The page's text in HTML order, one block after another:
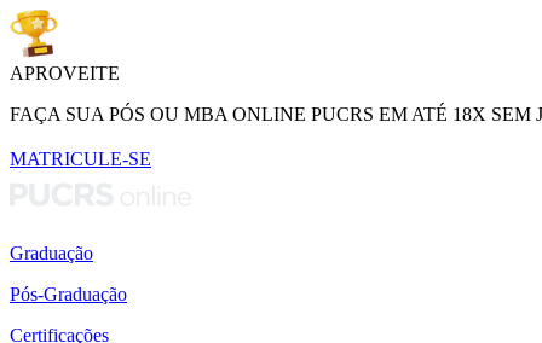
APROVEITE
FAÇA SUA PÓS OU MBA ONLINE PUCRS EM ATÉ 18X SEM
MATRICULE-SE
Graduação
Pós-Graduação
Certificações